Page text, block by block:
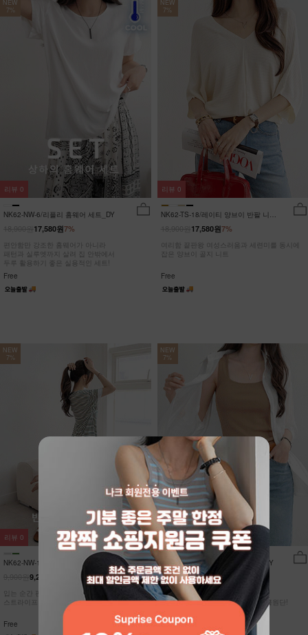
NEW
7%
NK62-NW-6/리플리 홈웨어 세트_DY
7%
17,580원
편안함만 강조한 홈웨어가 아니라
패턴과 실루엣까지 살려 집 안밖에서
두루 활용하기 좋은 실용적인 세트!
Free
리뷰 0
NEW
7%
NK62-TS-18/레이티 양브이 반팔 니트
7%
17,580원
여리함 끝판왕 여성스러움과 세련미를 동시에
잡은 양브이 골지 니트
Free
리뷰 0
NEW
7%
NK62-NW-11/유포니 반팔+반바지 홈웨
9,210원
입는 순간 편안함이 달라지는 캡내장
스트라이프 홈웨어 SET
Free
리뷰 0
NEW
7%
NK62-TS-32/일루민 뒤트임 셔츠_DY
7%
20,370원
21,900원
[ 답답한ZERO! 시스루 원단! ]
[55-99] 은은하게 반짝이는 고급링클원단!
Free
리뷰15